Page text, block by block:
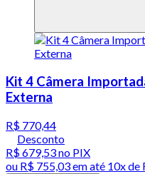
Kit 4 Câmera
Externa
R$ 770,44
Desconto
R$ 679,53no PIX
ou R$ 755,03em até 10x de